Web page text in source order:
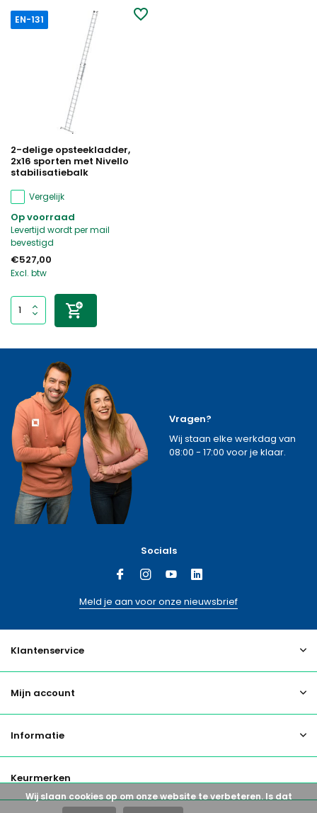
EN-131
2-delige opsteekladder,
2x16 sporten met Nivello
stabilisatiebalk
Vergelijk
Op voorraad
Levertijd wordt per mail
bevestigd
€527,00
Excl. btw
Vragen?
Wij staan elke werkdag van
08:00 - 17:00 voor je klaar.
Socials
Meld je aan voor onze nieuwsbrief
Klantenservice
Mijn account
Informatie
Keurmerken
Wij slaan cookies op om onze website te verbeteren. Is dat